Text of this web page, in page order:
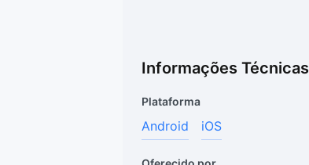
Informações Técnicas
Plataforma
Android iOS